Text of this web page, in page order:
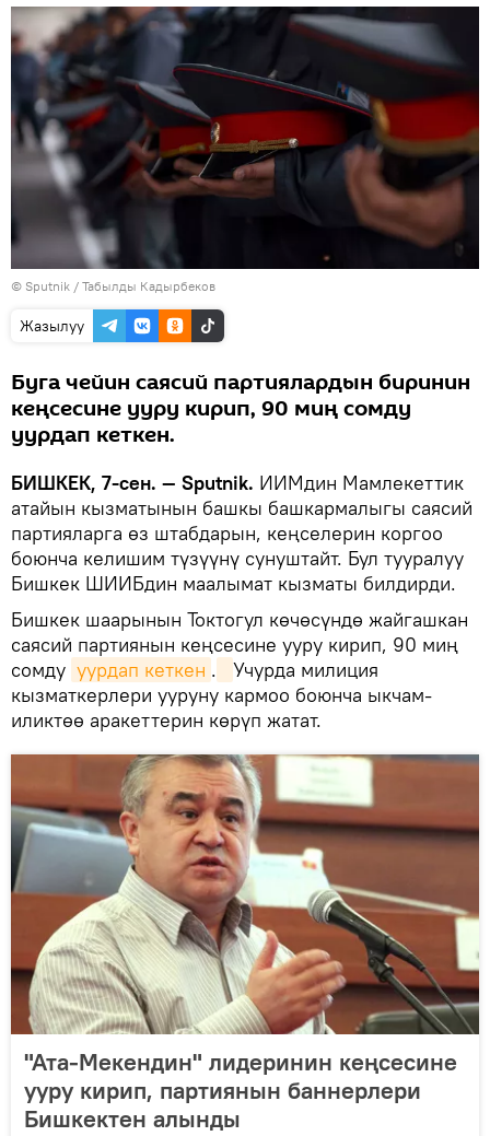
© Sputnik / Табылды Кадырбеков
Жазылуу
Буга чейин саясий партиялардын биринин
кеңсесине ууру кирип, 90 миң сомду
уурдап кеткен.
БИШКЕК, 7-сен. — Sputnik. ИИМдин Мамлекеттик
атайын кызматынын башкы башкармалыгы саясий
партияларга өз штабдарын, кеңселерин коргоо
боюнча келишим түзүүнү сунуштайт. Бул тууралуу
Бишкек ШИИБдин маалымат кызматы билдирди.
Бишкек шаарынын Токтогул көчөсүндө жайгашкан
саясий партиянын кеңсесине ууру кирип, 90 миң
сомду уурдап кеткен .
Учурда милиция
кызматкерлери ууруну кармоо боюнча ыкчам-
иликтөө аракеттерин көрүп жатат.
"Ата-Мекендин" лидеринин кеңсесине
ууру кирип, партиянын баннерлери
Бишкектен алынды